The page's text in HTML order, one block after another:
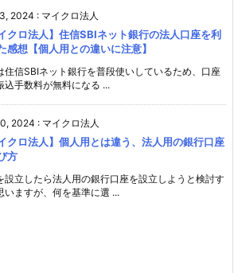
2024 : マイクロ法人
イクロ法人】住信SBIネット銀行の法人口座を利
感想【個人用との違いに注意】
住信SBIネット銀行を普段使いしているため、口座
込手数料が無料になる ...
2024 : マイクロ法人
イクロ法人】個人用とは違う、法人用の銀行口座
方
設立したら法人用の銀行口座を設立しようと検討す
いますが、何を基準に選 ...